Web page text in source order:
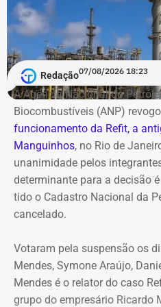
Deputado Fábio Silva em
Reprodução/
Paulo declarado por R$ 4,11
apartamento financiado na
estimado em R$ 1,61 milhão.
Antonio Rueda
R$ 2,35 milhões
Entre os bens declarados
Benz AMG G63, avaliado em
Volkswagen Passat de R$ 115
móveis de uso pessoal” e R$
espécie.
Redação07/08/2026 18:23
A Agência Nacional do
Biocombustíveis (ANP)
funcionamento da Refit, a
Manguinhos, no Rio de
unanimidade pelos
determinante para a decisão
tido o Cadastro Nacional da
cancelado.
Votaram pela suspensão os
Mendes, Symone Araújo,
Mendes é o relator do caso
grupo do empresário Ricardo